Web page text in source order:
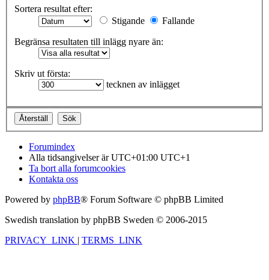
Sortera resultat efter:
Stigande
Fallande
Begränsa resultaten till inlägg nyare än:
Skriv ut första:
tecknen av inlägget
Forumindex
Alla tidsangivelser är UTC+01:00 UTC+1
Ta bort alla forumcookies
Kontakta oss
Powered by phpBB® Forum Software © phpBB Limited
Swedish translation by phpBB Sweden © 2006-2015
PRIVACY_LINK | TERMS_LINK